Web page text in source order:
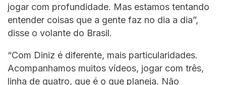
jogar com profundidade. Mas estamos tentando
entender coisas que a gente faz no dia a dia”,
disse o volante do Brasil.
“Com Diniz é diferente, mais particularidades.
Acompanhamos muitos vídeos, jogar com três,
linha de quatro, que é o que planeja. Não